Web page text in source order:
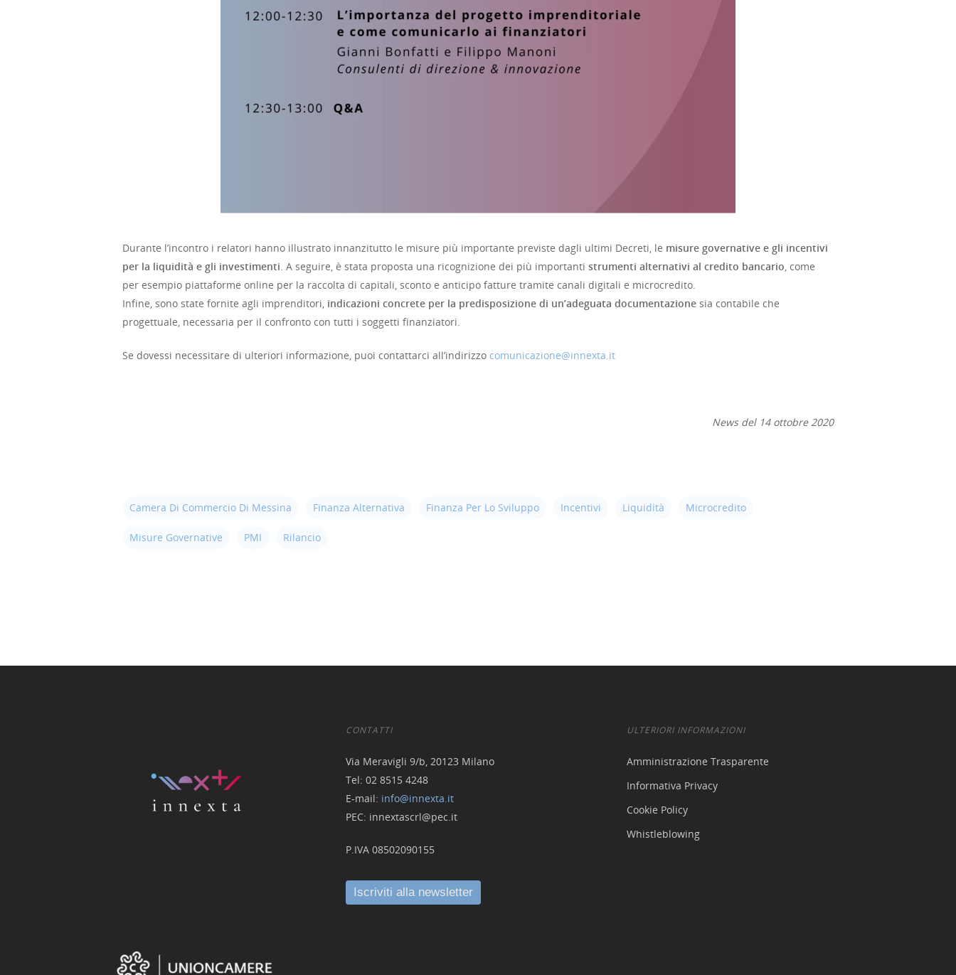
Durante l’incontro i relatori hanno illustrato innanzitutto le misure più importante previste dagli ultimi Decreti, le misure governative e gli incentivi
per la liquidità e gli investimenti. A seguire, è stata proposta una ricognizione dei più importanti strumenti alternativi al credito bancario, come
per esempio piattaforme online per la raccolta di capitali, sconto e anticipo fatture tramite canali digitali e microcredito.
Infine, sono state fornite agli imprenditori, indicazioni concrete per la predisposizione di un’adeguata documentazione sia contabile che
progettuale, necessaria per il confronto con tutti i soggetti finanziatori.
Se dovessi necessitare di ulteriori informazione, puoi contattarci all’indirizzo comunicazione@innexta.it
News del 14 ottobre 2020
Camera Di Commercio Di Messina Finanza Alternativa Finanza Per Lo Sviluppo Incentivi Liquidità Microcredito
Misure Governative PMI Rilancio
CONTATTI
Via Meravigli 9/b, 20123 Milano
Tel: 02 8515 4248
E-mail: info@innexta.it
PEC: innextascrl@pec.it
P.IVA 08502090155
ULTERIORI INFORMAZIONI
Amministrazione Trasparente
Informativa Privacy
Cookie Policy
Whistleblowing